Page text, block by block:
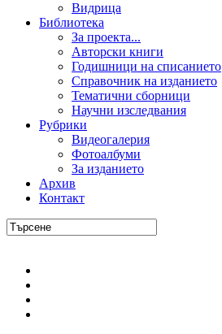
Видрица
Библиотека
За проекта...
Авторски книги
Годишници на списанието
Справочник на изданието
Тематични сборници
Научни изследвания
Рубрики
Видеогалерия
Фотоалбуми
За изданието
Архив
Контакт